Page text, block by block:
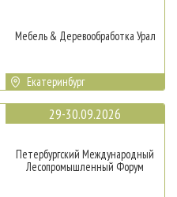
Мебель & Деревообработка Урал
Екатеринбург
29-30.09.2026
Петербургский Международный
Лесопромышленный Форум